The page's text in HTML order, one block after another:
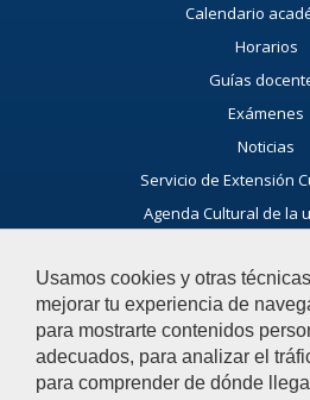
Usamos cookies y otras
mejorar tu experiencia de
para mostrarte contenidos
adecuados, para analizar el
para comprender de dónde
Calendario
Horarios
Guías
Exámenes
Noticias
Servicio de Extensión
Agenda Cultural de la
Ayúdanos a
El acceso al buzón exclusivamente
plantear cuestiones que se puedan
reclamación o
Acceso al Buzón